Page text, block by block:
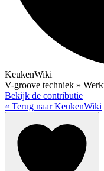
KeukenWiki
V-groove techniek »
Bekijk de contributie
« Terug naar KeukenWiki